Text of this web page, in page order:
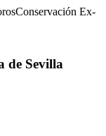
Conservación Ex-
de Sevilla